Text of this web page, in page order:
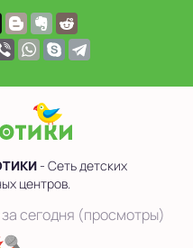
- Сеть детских
центров.